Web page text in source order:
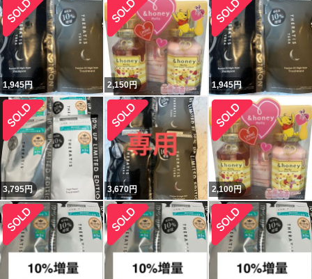
1,945円 2,150円 1,945円
3,795円 3,670円 2,100円